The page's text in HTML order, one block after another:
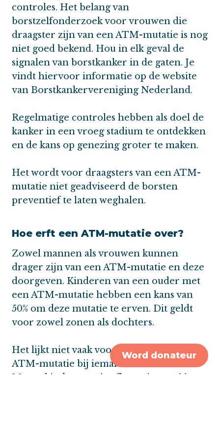
Word donateur
controles. Het belang van
borstzelfonderzoek voor vrouwen die
draagster zijn van een ATM-mutatie is nog
niet goed bekend. Hou in elk geval de
signalen van borstkanker in de gaten. Je
vindt hiervoor informatie op de website
van Borstkankervereniging Nederland.
Regelmatige controles hebben als doel de
kanker in een vroeg stadium te ontdekken
en de kans op genezing groter te maken.
Het wordt voor draagsters van een ATM-
mutatie niet geadviseerd de borsten
preventief te laten weghalen.
Hoe erft een ATM-mutatie over?
Zowel mannen als vrouwen kunnen
drager zijn van een ATM-mutatie en deze
doorgeven. Kinderen van een ouder met
een ATM-mutatie hebben een kans van
50% om deze mutatie te erven. Dit geldt
voor zowel zonen als dochters.
Het lijkt niet vaak voor te komen dat een
ATM-mutatie bij iemand nieuw ontstaat.
Meestal is de mutatie afkomstig van één